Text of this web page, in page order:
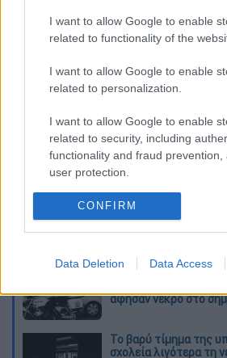
I want to allow Google to enable
related to functionality of the
I want to allow Google to enable
related to personalization.
I want to allow Google to enable
related to security, including
functionality and fraud prevention,
user protection.
CONFIRM
Data Deletion Data Access
καταγγείλει την
την ανακοίνωση της για
καταγγελία αυτή
Τα «γεράκια» της
μεγάλη φωτιά τη
έδιωχνε
«Κλειδί» η
που έκρυβε ο γιος
«Τον αγαπούσε
Άνω Λιόσια: Πήγαν να
άφησαν νεκρό στο
Το βαρύ τίμημα της
σχολεία λιγότερα τη